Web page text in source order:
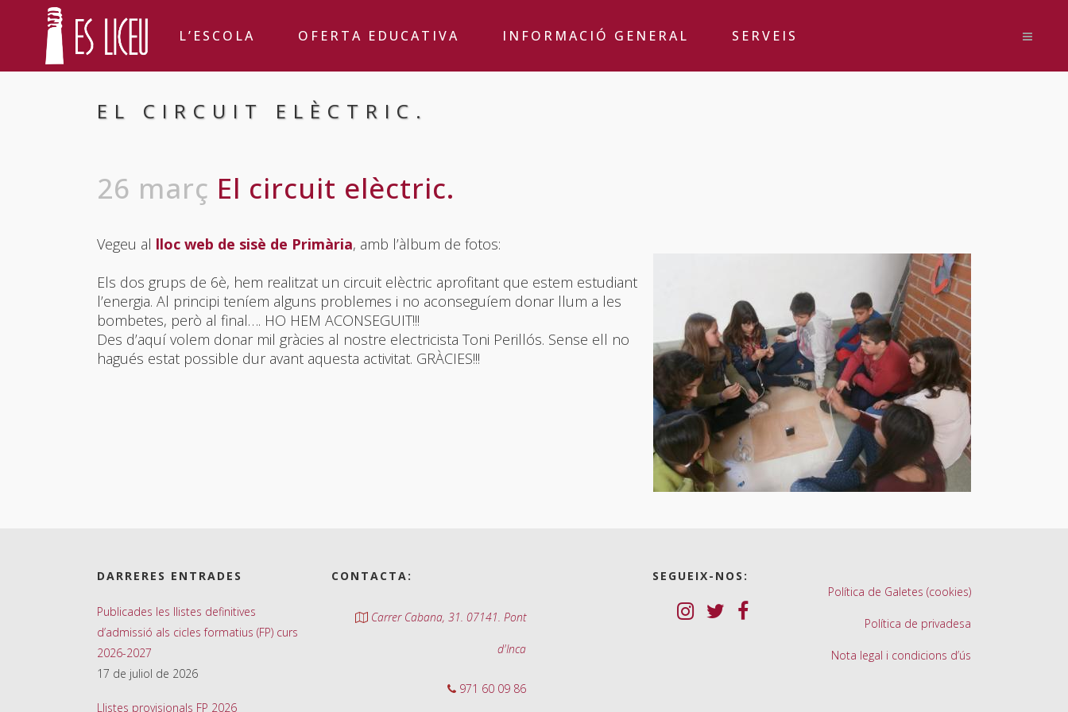
L’ESCOLA OFERTA EDUCATIVA INFORMACIÓ GENERAL SERVEIS
EL CIRCUIT ELÈCTRIC.
26 març El circuit elèctric.
Vegeu al lloc web de sisè de Primària, amb l’àlbum de fotos:
Els dos grups de 6è, hem realitzat un circuit elèctric aprofitant que estem estudiant
l’energia. Al principi teníem alguns problemes i no aconseguíem donar llum a les
bombetes, però al final…. HO HEM ACONSEGUIT!!!
Des d’aquí volem donar mil gràcies al nostre electricista Toni Perillós. Sense ell no
hagués estat possible dur avant aquesta activitat. GRÀCIES!!!
DARRERES ENTRADES
Publicades les llistes definitives
d’admissió als cicles formatius (FP) curs
2026-2027
17 de juliol de 2026
Llistes provisionals FP 2026
CONTACTA:
Carrer Cabana, 31. 07141. Pont
d'Inca
971 60 09 86
SEGUEIX-NOS:
Política de Galetes (cookies)
Política de privadesa
Nota legal i condicions d’ús